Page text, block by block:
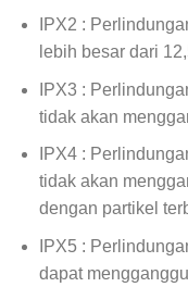
IPX2 :
lebih besar dari
IPX3 :
tidak akan
IPX4 :
tidak akan
dengan partikel
IPX5 :
dapat